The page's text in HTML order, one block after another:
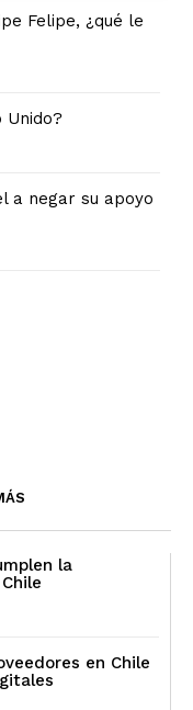
Felipe, ¿qué le
Unido?
a negar su apoyo
la
en Chile